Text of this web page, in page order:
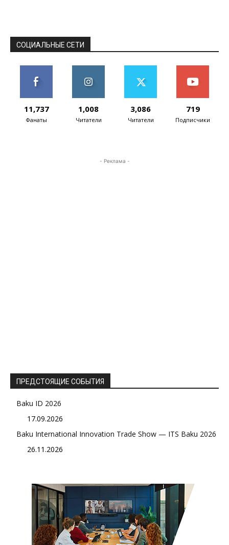
СОЦИАЛЬНЫЕ СЕТИ
11,737
Фанаты
1,008
Читатели
3,086
Читатели
719
Подписчики
- Реклама -
ПРЕДСТОЯЩИЕ СОБЫТИЯ
Baku ID 2026
17.09.2026
Baku International Innovation Trade Show — ITS Baku 2026
26.11.2026